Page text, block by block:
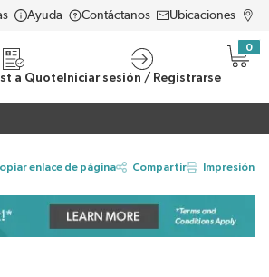
Ayuda Contáctanos Ubicaciones
a Quote Iniciar sesión / Registrarse
0
{0}
enlace de página Compartir Impresión